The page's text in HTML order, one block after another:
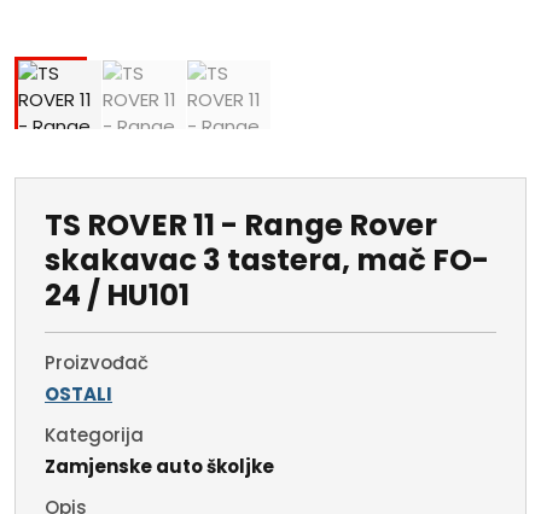
TS ROVER 11 - Range Rover
skakavac 3 tastera, mač FO-
24 / HU101
Proizvođač
OSTALI
Kategorija
Zamjenske auto školjke
Opis